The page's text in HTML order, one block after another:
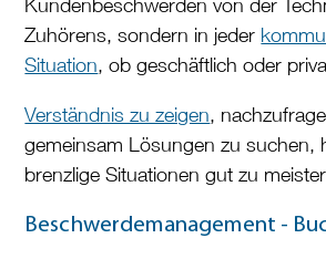
Kundenbeschwerden von der
Zuhörens, sondern in jeder
Situation, ob geschäftlich oder
Verständnis zu zeigen,
gemeinsam Lösungen zu suchen,
brenzlige Situationen gut zu
Beschwerdemanagement -